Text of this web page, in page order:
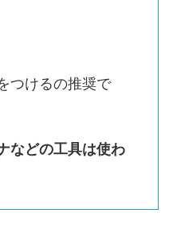
つけるの推奨で
などの工具は使わ